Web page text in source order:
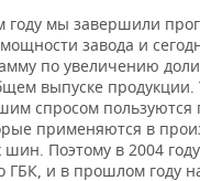
мы завершили
завода и
по увеличению
выпуске продукции.
спросом пользуются
применяются в
Поэтому в 2004
ГБК, и в прошлом году